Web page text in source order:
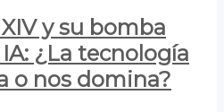
y su bomba
¿La tecnología
o nos domina?